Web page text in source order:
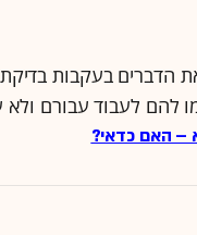
הדברים בעקבות
להם לעבוד עבורם
– האם כדאי?